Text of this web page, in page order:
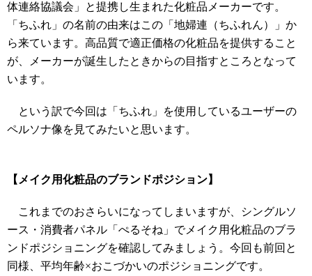
体連絡協議会」と提携し生まれた化粧品メーカーです。
「ちふれ」の名前の由来はこの「地婦連（ちふれん）」か
ら来ています。高品質で適正価格の化粧品を提供すること
が、メーカーが誕生したときからの目指すところとなって
います。
という訳で今回は「ちふれ」を使用しているユーザーの
ペルソナ像を見てみたいと思います。
【メイク用化粧品のブランドポジション】
これまでのおさらいになってしまいますが、シングルソ
ース・消費者パネル「ぺるそね」でメイク用化粧品のブラ
ンドポジショニングを確認してみましょう。今回も前回と
同様、平均年齢×おこづかいのポジショニングです。